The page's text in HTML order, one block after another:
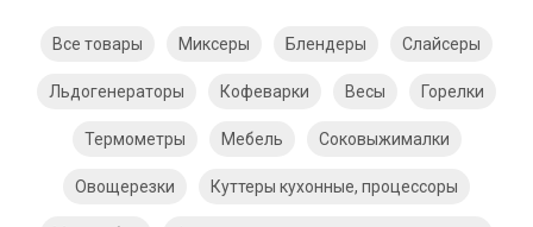
Все товары Миксеры Блендеры Слайсеры
Льдогенераторы Кофеварки Весы Горелки
Термометры Мебель Соковыжималки
Овощерезки Куттеры кухонные, процессоры